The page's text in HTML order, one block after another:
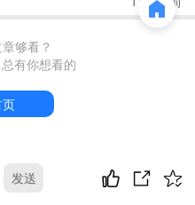
马逊店铺
下的供电问题，应用于户外
功率、安全性、充电速度与
够看？
有你想看的
发送